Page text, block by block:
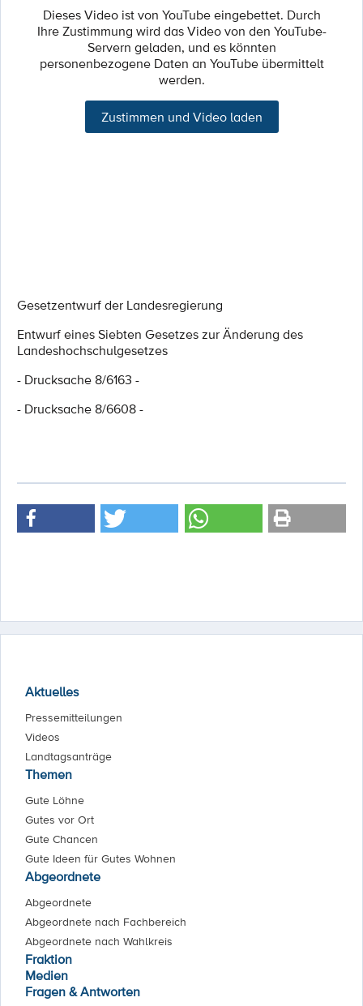
Dieses Video ist von YouTube eingebettet. Durch
Ihre Zustimmung wird das Video von den YouTube-
Servern geladen, und es könnten
personenbezogene Daten an YouTube übermittelt
werden.
Zustimmen und Video laden
Gesetzentwurf der Landesregierung
Entwurf eines Siebten Gesetzes zur Änderung des
Landeshochschulgesetzes
- Drucksache 8/6163 -
- Drucksache 8/6608 -
Aktuelles
Pressemitteilungen
Videos
Landtagsanträge
Themen
Gute Löhne
Gutes vor Ort
Gute Chancen
Gute Ideen für Gutes Wohnen
Abgeordnete
Abgeordnete
Abgeordnete nach Fachbereich
Abgeordnete nach Wahlkreis
Fraktion
Medien
Fragen & Antworten